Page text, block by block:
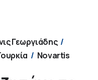
Γεωργιάδης
Novartis